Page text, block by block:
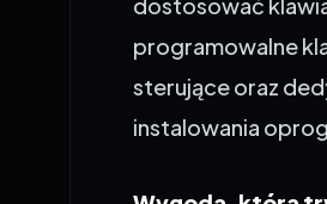
programowalne
sterujące oraz
instalowania